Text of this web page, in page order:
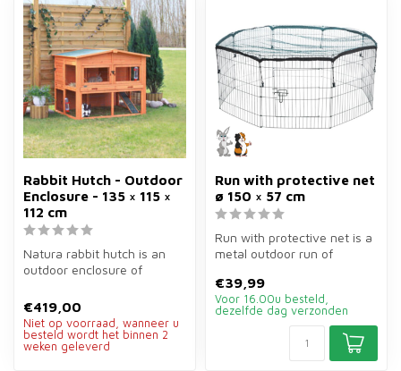
Rabbit Hutch - Outdoor
Enclosure - 135 × 115 ×
112 cm
Natura rabbit hutch is an
outdoor enclosure of
guine...
€419,00
Niet op voorraad, wanneer u
besteld wordt het binnen 2
weken geleverd
Run with protective net
ø 150 × 57 cm
Run with protective net is a
metal outdoor run of
rabbit...
€39,99
Voor 16.00u besteld,
dezelfde dag verzonden